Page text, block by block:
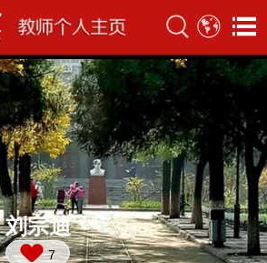
刘宗迪
7